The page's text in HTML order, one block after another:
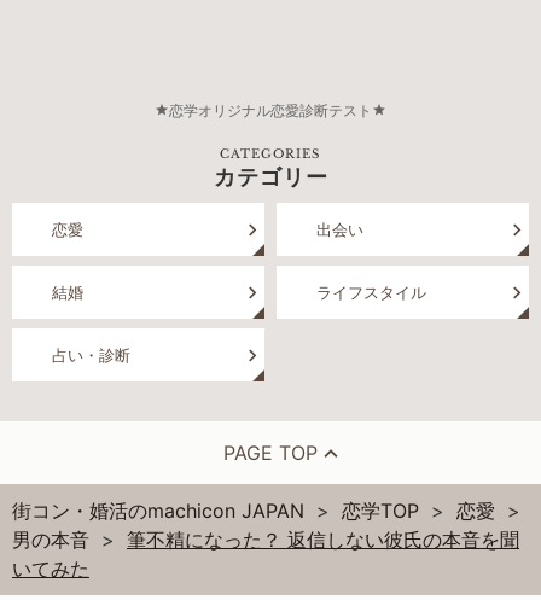
恋学オリジナル恋愛診断テスト
CATEGORIES
カテゴリー
恋愛 出会い
結婚 ライフスタイル
占い・診断
PAGE TOP
街コン・婚活のmachicon JAPAN 恋学TOP
恋愛
男の本音
筆不精になった？ 返信しない彼氏の本音を聞
いてみた